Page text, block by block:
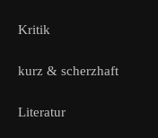
Kritik
kurz & scherzhaft
Literatur